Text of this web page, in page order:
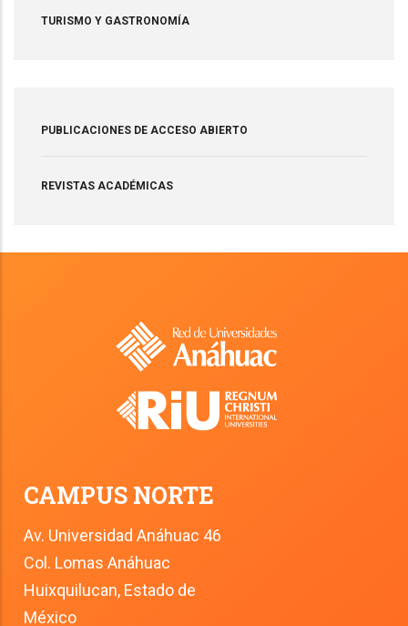
TURISMO Y GASTRONOMÍA
PUBLICACIONES DE ACCESO ABIERTO
REVISTAS ACADÉMICAS
CAMPUS NORTE
Av. Universidad Anáhuac 46
Col. Lomas Anáhuac
Huixquilucan, Estado de
México